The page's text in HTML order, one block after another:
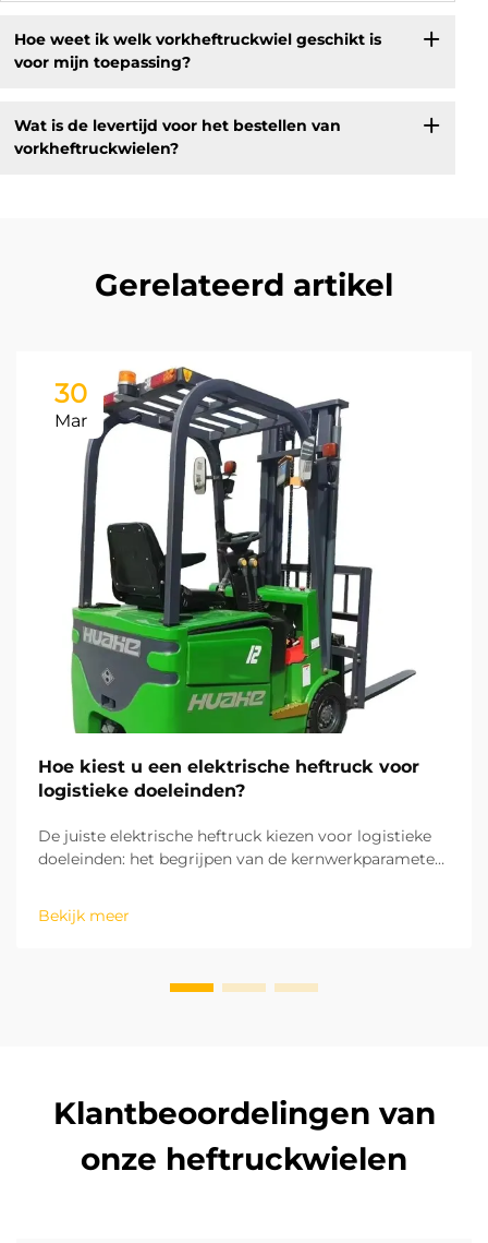
Hoe weet ik welk vorkheftruckwiel geschikt is
voor mijn toepassing?
Wat is de levertijd voor het bestellen van
vorkheftruckwielen?
Gerelateerd artikel
30
Mar
Hoe kiest u een elektrische heftruck voor
logistieke doeleinden?
De juiste elektrische heftruck kiezen voor logistieke
doeleinden: het begrijpen van de kernwerkparameters
essentieel om de juiste elektrische heftruck te
selecteren. Op basis van de ISO-industriële-
Bekijk meer
Klantbeoordelingen van
onze heftruckwielen